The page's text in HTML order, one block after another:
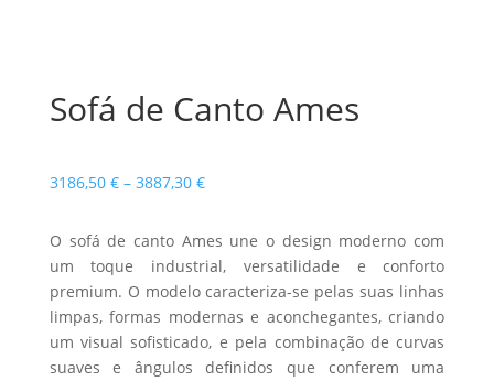
Sofá de Canto Ames
3186,50 € – 3887,30 €Price
through
3887,30 €
O sofá de canto Ames une o design moderno com
um toque industrial, versatilidade e conforto
premium. O modelo caracteriza-se pelas suas linhas
limpas, formas modernas e aconchegantes, criando
um visual sofisticado, e pela combinação de curvas
suaves e ângulos definidos que conferem uma